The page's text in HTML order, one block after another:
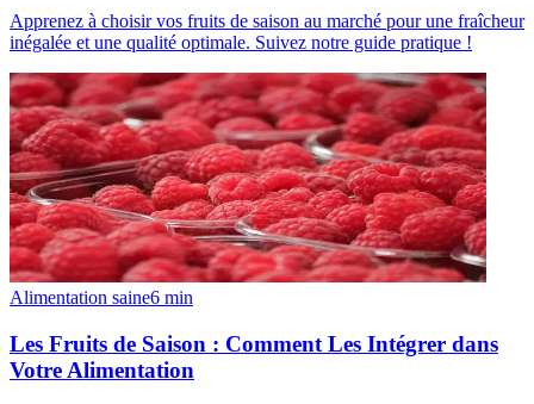
Apprenez à choisir vos fruits de saison au marché pour une fraîcheur
inégalée et une qualité optimale. Suivez notre guide pratique !
Alimentation saine6 min
Les Fruits de Saison : Comment Les Intégrer dans
Votre Alimentation